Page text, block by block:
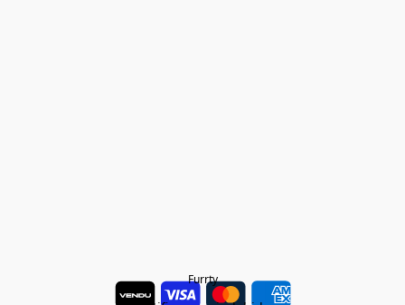
Furrty